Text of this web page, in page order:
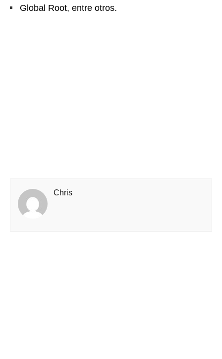
Global Root, entre otros.
Chris